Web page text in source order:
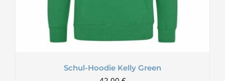
Schul-Hoodie Kelly Green